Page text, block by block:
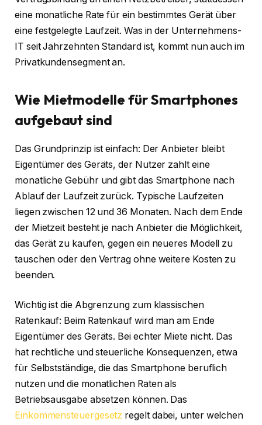
eine monatliche Rate für ein bestimmtes Gerät über
eine festgelegte Laufzeit. Was in der Unternehmens-
IT seit Jahrzehnten Standard ist, kommt nun auch im
Privatkundensegment an.
Wie Mietmodelle für Smartphones
aufgebaut sind
Das Grundprinzip ist einfach: Der Anbieter bleibt
Eigentümer des Geräts, der Nutzer zahlt eine
monatliche Gebühr und gibt das Smartphone nach
Ablauf der Laufzeit zurück. Typische Laufzeiten
liegen zwischen 12 und 36 Monaten. Nach dem Ende
der Mietzeit besteht je nach Anbieter die Möglichkeit,
das Gerät zu kaufen, gegen ein neueres Modell zu
tauschen oder den Vertrag ohne weitere Kosten zu
beenden.
Wichtig ist die Abgrenzung zum klassischen
Ratenkauf: Beim Ratenkauf wird man am Ende
Eigentümer des Geräts. Bei echter Miete nicht. Das
hat rechtliche und steuerliche Konsequenzen, etwa
für Selbstständige, die das Smartphone beruflich
nutzen und die monatlichen Raten als
Betriebsausgabe absetzen können. Das
Einkommensteuergesetz regelt dabei, unter welchen